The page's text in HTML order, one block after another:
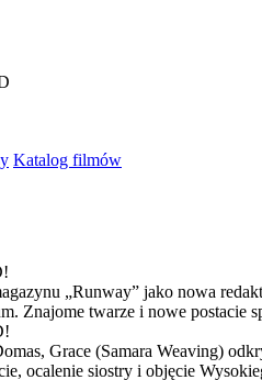
Katalog filmów
„Runway” jako nowa
Znajome twarze i nowe
Grace (Samara Weaving)
ocalenie siostry i objęcie